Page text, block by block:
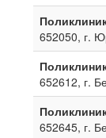
652050, г.
652612, г.
652645, г.